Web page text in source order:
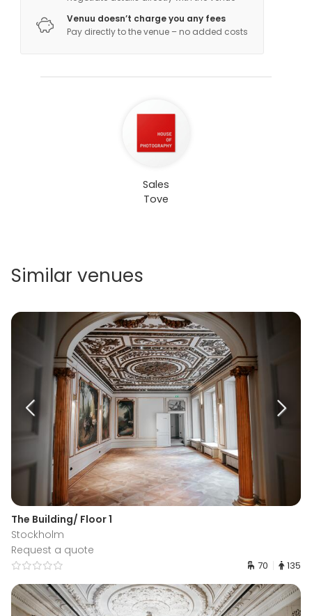
Venuu doesn’t charge you any fees
Pay directly to the venue – no added costs
Sales
Tove
Similar venues
The Building/ Floor 1
Stockholm
Request a quote
70 135